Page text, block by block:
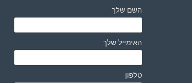
השם שלך
האימייל שלך
טלפון